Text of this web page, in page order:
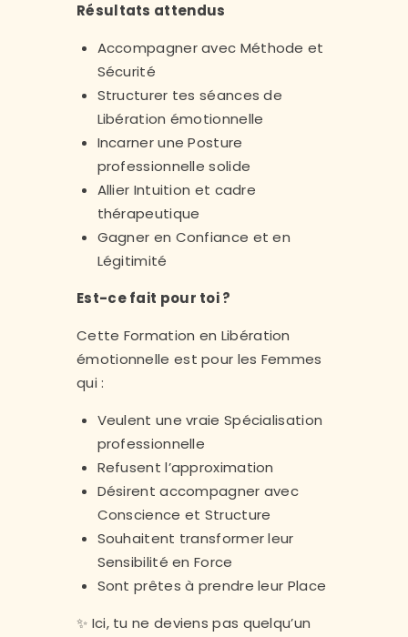
Résultats attendus
Accompagner avec Méthode et
Sécurité
Structurer tes séances de
Libération émotionnelle
Incarner une Posture
professionnelle solide
Allier Intuition et cadre
thérapeutique
Gagner en Confiance et en
Légitimité
Est-ce fait pour toi ?
Cette Formation en Libération
émotionnelle est pour les Femmes
qui :
Veulent une vraie Spécialisation
professionnelle
Refusent l’approximation
Désirent accompagner avec
Conscience et Structure
Souhaitent transformer leur
Sensibilité en Force
Sont prêtes à prendre leur Place
✨ Ici, tu ne deviens pas quelqu’un